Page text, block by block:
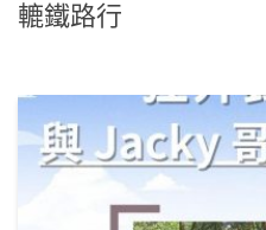
轆鐵路行